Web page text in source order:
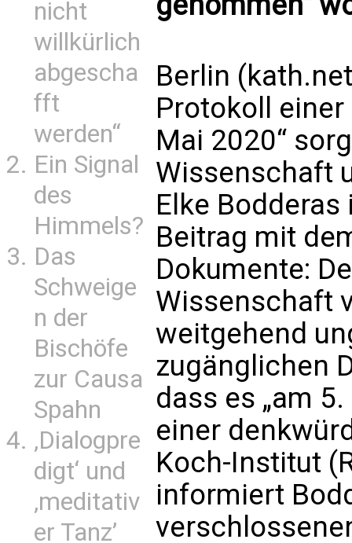
nicht
willkürlich
abgescha
fft
werden“
Ein Signal
des
Himmels?
Das
Schweige
n der
Bischöfe
zur Causa
Spahn
‚Dialogpre
digt‘ und
‚meditativ
er Tanz’
Berlin
Protokoll
Mai 2020“
Wissenschaft
Elke Bodderas
Beitrag mit
Dokumente:
Wissenschaft
weitgehend
zugänglichen
dass es „am
einer
Koch-Institut
informiert